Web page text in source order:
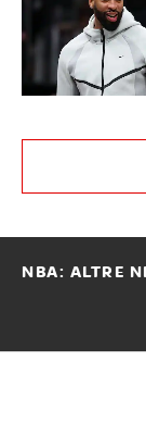
NBA: ALTRE